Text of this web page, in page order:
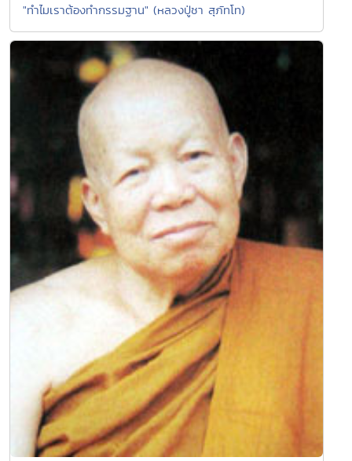
"ทำไมเราต้องทำกรรมฐาน" (หลวงปู่ชา สุภัทโท)